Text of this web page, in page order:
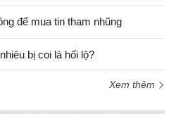
để mua tin tham nhũng
bị coi là hối lộ?
Xem thêm